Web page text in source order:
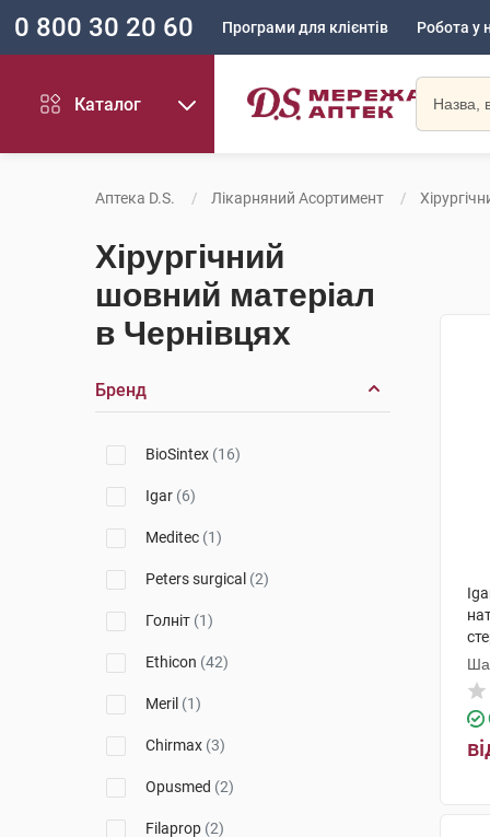
0 800 30 20 60 Програми для клієнтів Робота у
Каталог
Аптека D.S. Лікарняний Асортимент
Хірургічний
шовний матеріал
в Чернівцях
Бренд
BioSintex (16)
Igar (6)
Meditec (1)
Peters surgical (2)
Голніт (1)
Ethicon (42)
Meril (1)
Chirmax (3)
Opusmed (2)
Filaprop (2)